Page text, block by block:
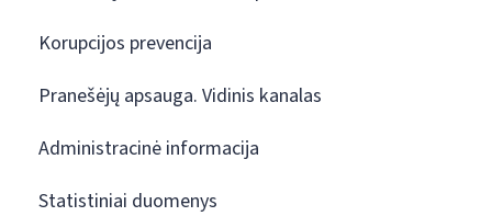
Korupcijos prevencija
Pranešėjų apsauga. Vidinis kanalas
Administracinė informacija
Statistiniai duomenys